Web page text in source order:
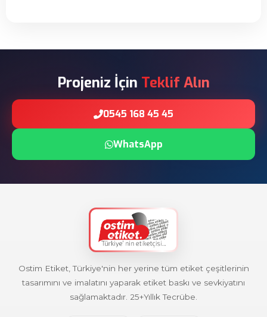
Projeniz İçin Teklif Alın
0545 168 45 45
WhatsApp
Ostim Etiket, Türkiye'nin her yerine tüm etiket çeşitlerinin
tasarımını ve imalatını yaparak etiket baskı ve sevkiyatını
sağlamaktadır. 25+Yıllık Tecrübe.